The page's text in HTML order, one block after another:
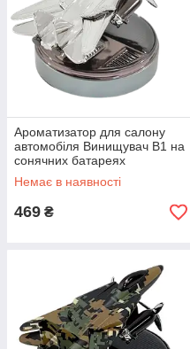
Ароматизатор для салону
автомобіля Винищувач В1 на
сонячних батареях
(Сріблястий)
Немає в наявності
469 ₴